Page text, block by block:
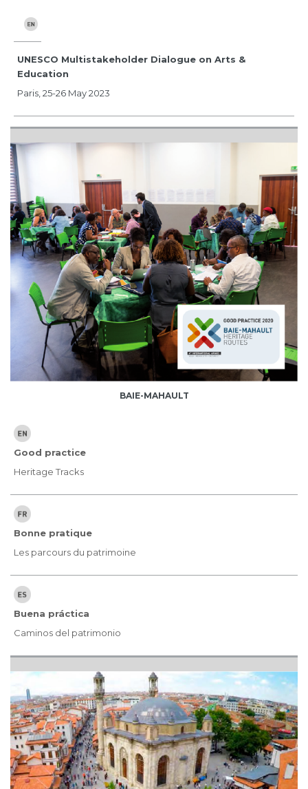
UNESCO Multistakeholder Dialogue on Arts &
Education
Paris, 25-26 May 2023
BAIE-MAHAULT
Good practice
Heritage Tracks
Bonne pratique
Les parcours du patrimoine
Buena práctica
Caminos del patrimonio